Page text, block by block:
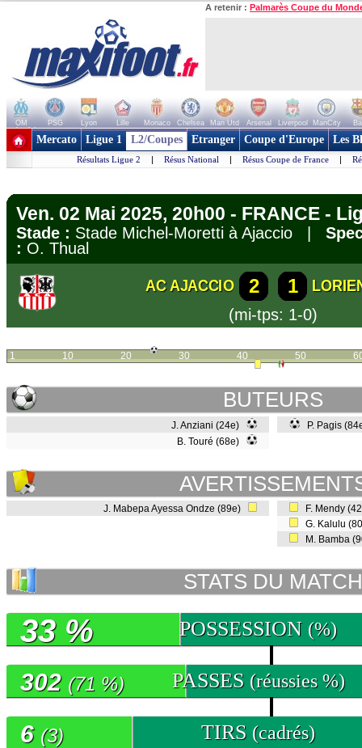
A retenir : Palmarès Coupe du
OM PSG Lyon Lille Monaco Chelsea Man Utd Arsenal Liverpool ManCity
+ de clubs
Mercato Ligue 1 L2/Coupes Etranger Coupe d'Europe Les
Résultats Ligue 2 | Résus National | Résus Coupe de France |
Ven. 02 Mai 2025, 20h00 - FRANCE -
Stade : Stade Michel-Moretti à Ajaccio |
: O. Thual
AC AJACCIO 2 1
(mi-tps: 1-0)
1 10 20 30 40 50
BUTEURS
J. Anziani (24e)
B. Touré (68e)
P. Pagis
J. Mabepa Ayessa Ondze (89e)
F. Mendy
G. Kalulu
M. Bamba
STATS DU MATCH
POSSESSION (%)
33 %
PASSES (réussies %)
302 (71 %)
TIRS (cadrés)
6 (3)